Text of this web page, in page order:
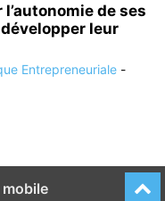
de ses
leur
Entrepreneuriale -